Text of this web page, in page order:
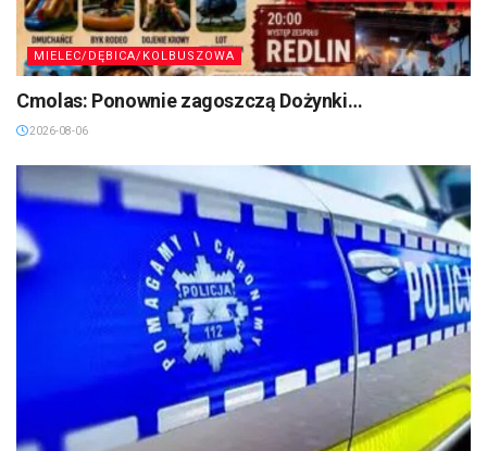
MIELEC/DĘBICA/KOLBUSZOWA
Cmolas: Ponownie zagoszczą Dożynki…
2026-08-06